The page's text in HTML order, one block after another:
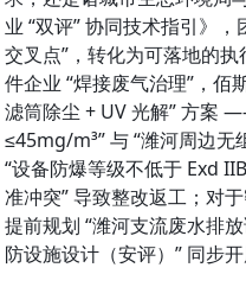
业 “双评” 协同技术指引》
交叉点”，转化为可落地的
件企业 “焊接废气治理”，佰
滤筒除尘 + UV 光解” 方案
≤45mg/m³” 与 “潍河周边无
“设备防爆等级不低于 Exd
准冲突” 导致整改返工；对
提前规划 “潍河支流废水排
防设施设计（安评）” 同步